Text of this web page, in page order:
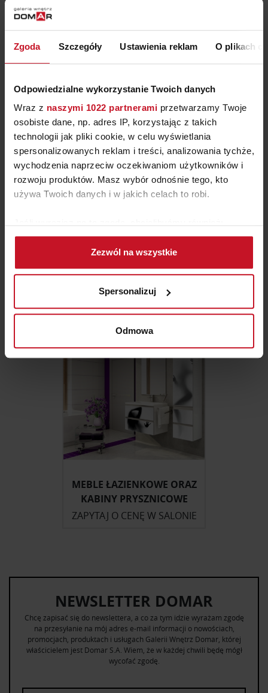
Zgoda Szczegóły Ustawienia reklam O plikach
Odpowiedzialne wykorzystanie Twoich danych
Wraz z naszymi 1022 partnerami przetwarzamy Twoje
osobiste dane, np. adres IP, korzystając z takich
technologii jak pliki cookie, w celu wyświetlania
spersonalizowanych reklam i treści, analizowania tychże,
wychodzenia naprzeciw oczekiwaniom użytkowników i
rozwoju produktów. Masz wybór odnośnie tego, kto
używa Twoich danych i w jakich celach to robi.
Gromadzić dane dotyczące Twojej lokalizacji
geograficznej z dokładnością nawet do kilku metrów
Identyfikować Twoje urządzenie, aktywnie
(fingerprinting, czyli wirtualny odcisk palca)
Dowiedz się więcej odnośnie tego, jak Twoje osobiste
dane są przetwarzane oraz ustaw własne preferencje w
zmienić lub wycofać swoją zgodę w dowolnej chwili.
Wykorzystujemy pliki cookie do spersonalizowania treści
i reklam, aby oferować funkcje społecznościowe i
analizować ruch w naszej witrynie. Informacje o tym, jak
korzystasz z naszej witryny, udostępniamy partnerom
społecznościowym, reklamowym i analitycznym.
Partnerzy mogą połączyć te informacje z innymi danymi
korzystania z ich usług.
Zezwól na wszystkie
Spersonalizuj
Odmowa
ZAPYTAJ O CENĘ W SALONIE
SZKLANE PANELE KUCHENNE
400 ZŁ/M²
MEBLE ŁAZIENKOWE ORAZ
KABINY PRYSZNICOWE
ZAPYTAJ O CENĘ W SALONIE
NEWSLETTER DOMAR
Chcę zapisać się do newslettera, a co za tym idzie wyrażam zgodę
na przesyłanie na mój adres e-mail informacji o nowościach,
promocjach, produktach i usługach Galerii Wnętrz Domar, której
właścicielem jest Domar S.A. Wiem, że w każdej chwili będę mógł
wycofać zgodę.